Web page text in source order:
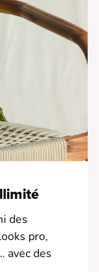
des
pro,
avec des